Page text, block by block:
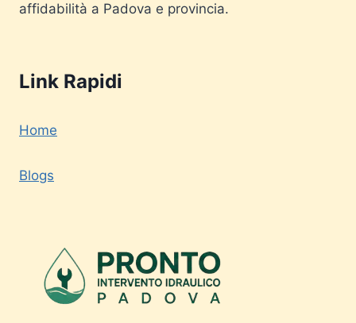
affidabilità a Padova e provincia.
Link Rapidi
Home
Blogs